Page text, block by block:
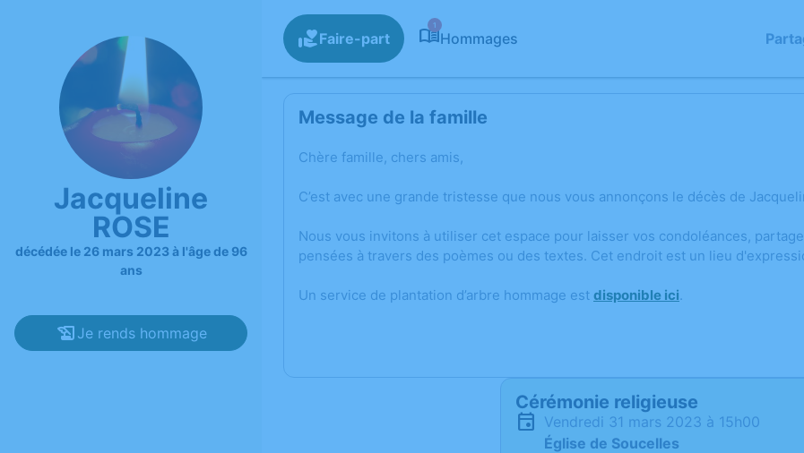
Jacqueline
ROSE
décédée le 26 mars 2023 à l'âge de 96
ans
Je rends hommage
Faire-part
1
Hommages
Message de la famille
Chère famille, chers amis,
C’est avec une grande tristesse que nous vous annonçons le décès de
Nous vous invitons à utiliser cet espace pour laisser vos condoléances,
pensées à travers des poèmes ou des textes. Cet endroit est un lieu
Un service de plantation d’arbre hommage est disponible ici.
Cérémonie religieuse
vendredi 31 mars 2023 à 15h00
Église de Soucelles